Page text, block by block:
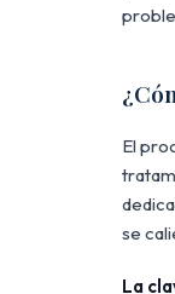
El
se
La